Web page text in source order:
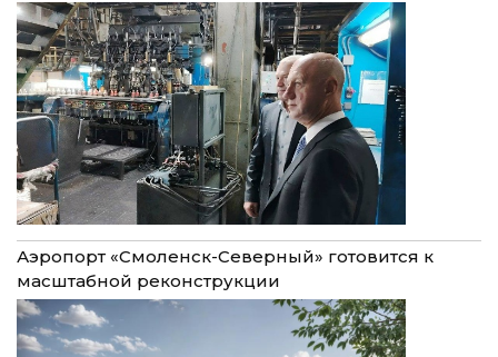
Аэропорт «Смоленск-Северный» готовится к
масштабной реконструкции